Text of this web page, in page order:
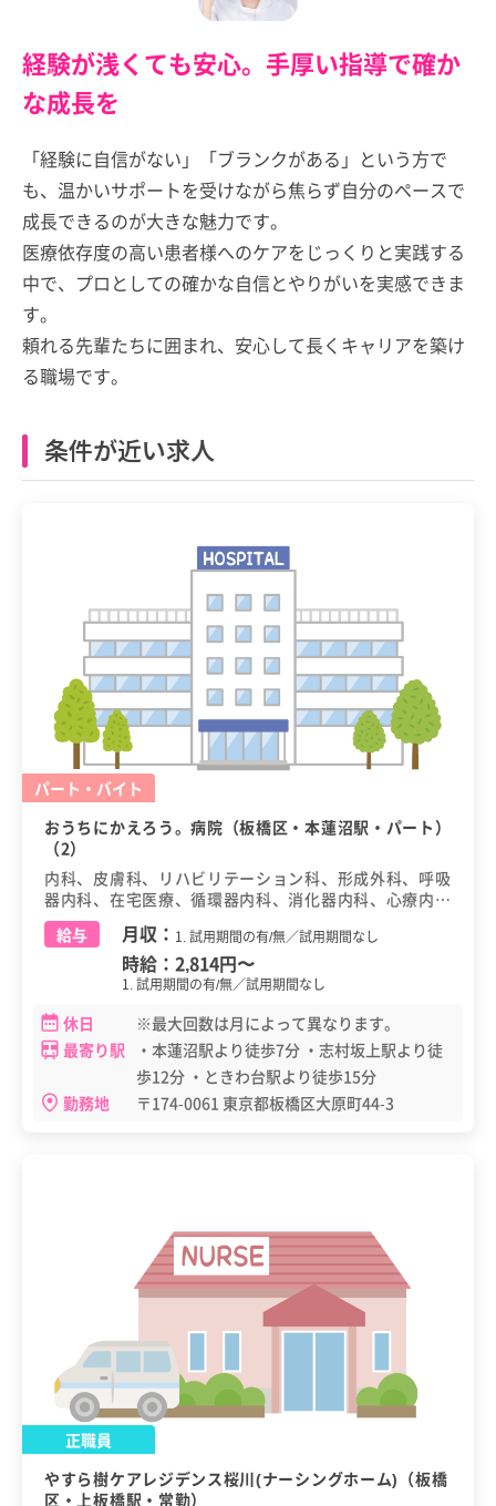
経験が浅くても安心。手厚い指導で確か
な成長を
「経験に自信がない」「ブランクがある」という方で
も、温かいサポートを受けながら焦らず自分のペースで
成長できるのが大きな魅力です。
医療依存度の高い患者様へのケアをじっくりと実践する
中で、プロとしての確かな自信とやりがいを実感できま
す。
頼れる先輩たちに囲まれ、安心して長くキャリアを築け
る職場です。
条件が近い求人
パート・バイト
おうちにかえろう。病院（板橋区・本蓮沼駅・パート）
（2）
内科、皮膚科、リハビリテーション科、形成外科、呼吸
器内科、在宅医療、循環器内科、消化器内科、心療内
科、神経内科、腎臓内科、整形外科、糖尿病・内分泌内
科、老年内科、血液内科、緩和ケア科
給与 月収： 1. 試用期間の有/無／試用期間なし
時給： 2,814円〜
1. 試用期間の有/無／試用期間なし
休日
※最大回数は月によって異なります。
最寄り駅
・本蓮沼駅より徒歩7分 ・志村坂上駅より徒
歩12分 ・ときわ台駅より徒歩15分
勤務地
〒174-0061 東京都板橋区大原町44-3
正職員
やすら樹ケアレジデンス桜川(ナーシングホーム)（板橋
区・上板橋駅・常勤）